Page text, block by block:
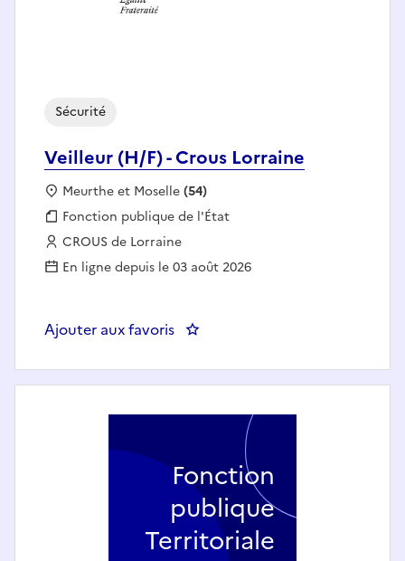
Veilleur (H/F) - Crous Lorraine
Sécurité
Localisation :
Meurthe et Moselle(54)
Fonction publique :
Fonction publique de l'État
Employeur :
CROUS de Lorraine
En ligne depuis le 03 août 2026
Ajouter aux favoris : Veilleur (H/F) - Crous Lorraine
Fonction
publique
Territoriale